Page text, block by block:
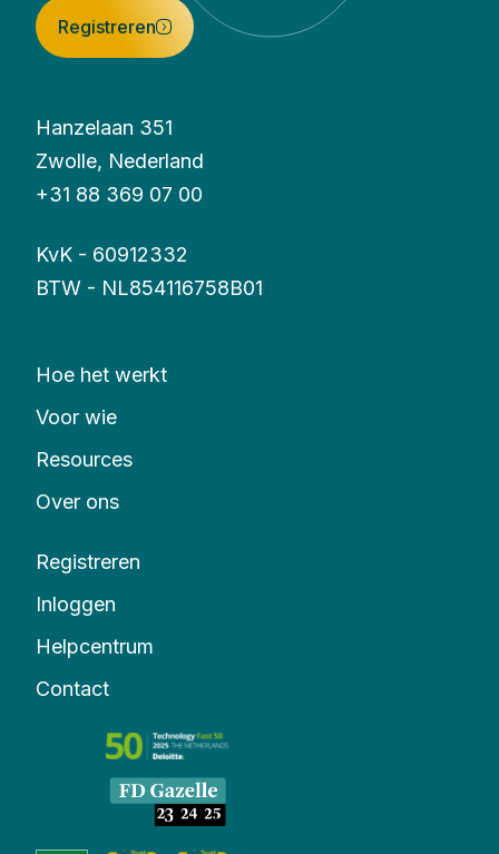
Registreren
Hanzelaan 351
Zwolle, Nederland
+31 88 369 07 00
KvK - 60912332
BTW - NL854116758B01
Hoe het werkt
Voor wie
Resources
Over ons
Registreren
Inloggen
Helpcentrum
Contact